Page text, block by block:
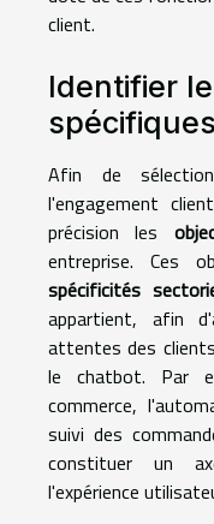
client.
Identifier
Afin de
l'engagement
précision les
entreprise. Ces
spécificités
appartient, afin
attentes des
le chatbot. Par
commerce,
suivi des
constituer un
l'expérience